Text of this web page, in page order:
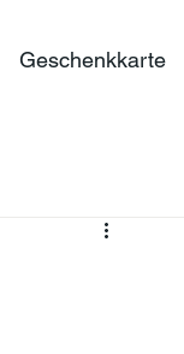
Geschenkkarte